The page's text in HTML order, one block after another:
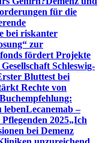
für die
bei riskanter
zur
fördert Projekte
Schleswig-
Bluttest bei
Rechte von
Buchempfehlung:
lebenLecanemab –
2025„Ich
bei Demenz